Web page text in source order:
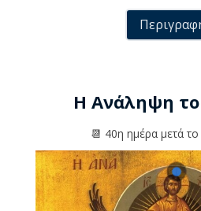
Η Ανάληψη
📆 40η ημέρα μετά